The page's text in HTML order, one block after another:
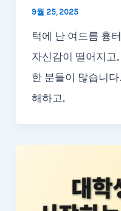
9월 25, 2025
턱에 난 여드름 흉
자신감이 떨어지고
한 분들이 많습니
해하고,